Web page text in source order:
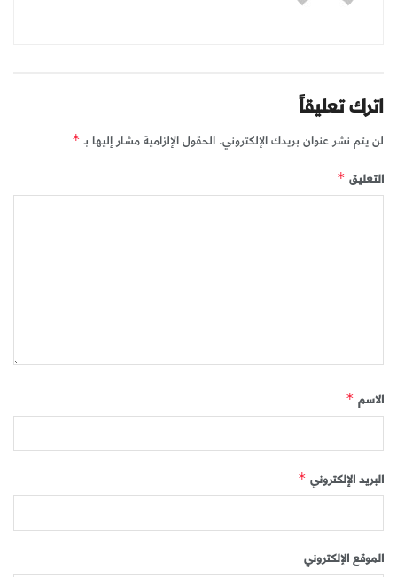
اترك تعليقاً
لن يتم نشر عنوان بريدك الإلكتروني. الحقول الإلزامية مشار إليها بـ*
التعليق*
الاسم*
البريد الإلكتروني*
الموقع الإلكتروني